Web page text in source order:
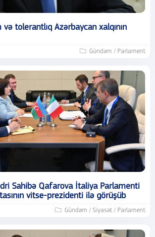
tolerantlıq Azərbaycan xalqının
Gündəm / Parlament
Sahibə Qafarova İtaliya Parlamenti
vitse-prezidenti ilə görüşüb
Gündəm / Siyasət / Parlament